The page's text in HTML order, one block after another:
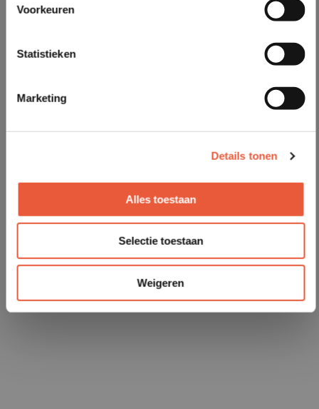
Voorkeuren
Statistieken
Marketing
Details tonen
Alles toestaan
Selectie toestaan
Weigeren